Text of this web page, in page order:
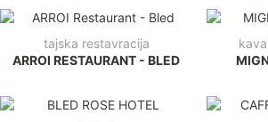
tajska restavracija
ARROI RESTAURANT - BLED